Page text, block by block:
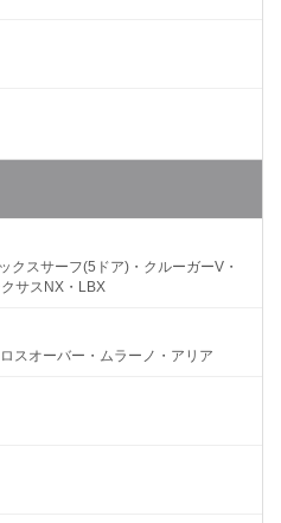
クスサーフ(5ドア)・クルーガーV・
サスNX・LBX
スオーバー・ムラーノ・アリア